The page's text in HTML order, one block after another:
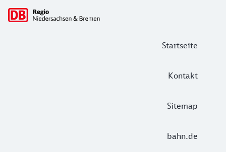
Startseite
Kontakt
Sitemap
bahn.de
Hauptnavigation